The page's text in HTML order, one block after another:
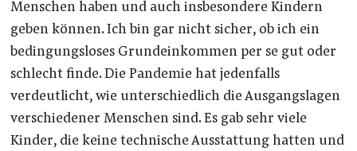
Menschen haben und auch insbesondere Kindern
geben können. Ich bin gar nicht sicher, ob ich ein
bedingungsloses Grundeinkommen per se gut oder
schlecht finde. Die Pandemie hat jedenfalls
verdeutlicht, wie unterschiedlich die Ausgangslagen
verschiedener Menschen sind. Es gab sehr viele
Kinder, die keine technische Ausstattung hatten und